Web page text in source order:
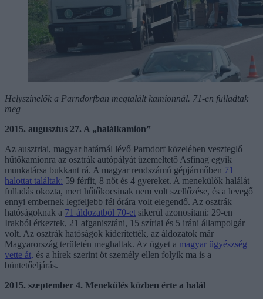
Helyszínelők a Parndorfban megtalált kamionnál. 71-en fulladtak
meg
2015. augusztus 27. A „halálkamion”
Az ausztriai, magyar határnál lévő Parndorf közelében veszteglő
hűtőkamionra az osztrák autópályát üzemeltető Asfinag egyik
munkatársa bukkant rá. A magyar rendszámú gépjárműben 71
halottat találtak: 59 férfit, 8 nőt és 4 gyereket. A menekülők halálát
fulladás okozta, mert hűtőkocsinak nem volt szellőzése, és a levegő
ennyi embernek legfeljebb fél órára volt elegendő. Az osztrák
hatóságoknak a 71 áldozatból 70-et sikerül azonosítani: 29-en
Irakból érkeztek, 21 afganisztáni, 15 szíriai és 5 iráni állampolgár
volt. Az osztrák hatóságok kiderítették, az áldozatok már
Magyarország területén meghaltak. Az ügyet a magyar ügyészség
vette át, és a hírek szerint öt személy ellen folyik ma is a
büntetőeljárás.
2015. szeptember 4. Menekülés közben érte a halál